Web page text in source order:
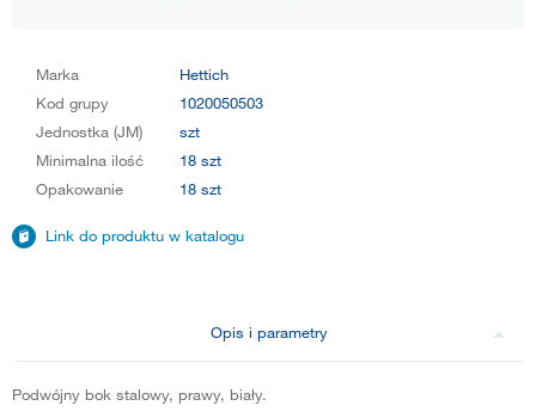
Marka
Hettich
Kod grupy
1020050503
Jednostka (JM)
szt
Minimalna ilość
18 szt
Opakowanie
18 szt
Link do produktu w katalogu
Opis i parametry
Podwójny bok stalowy, prawy, biały.